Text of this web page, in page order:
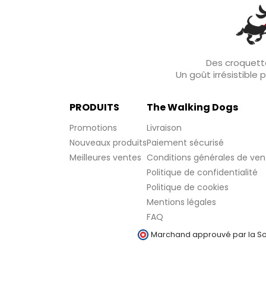
Des
Un goût irrésistible
PRODUITS
Promotions
Nouveaux produits
Meilleures ventes
The Walking Dogs
Livraison
Paiement sécurisé
Conditions générales de
Politique de confidentialité
Politique de cookies
Mentions légales
FAQ
Marchand approuvé par la